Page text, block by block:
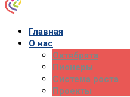
Главная
О нас
Октябрята
Пионеры
Система роста
Проекты